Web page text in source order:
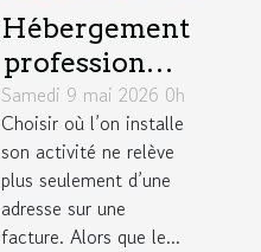
Hébergement
professionnel
: un levier
insoupçonné
pour élargir
son réseau
Samedi 9 mai 2026 0h
Choisir où l’on installe
son activité ne relève
plus seulement d’une
adresse sur une
facture. Alors que le...